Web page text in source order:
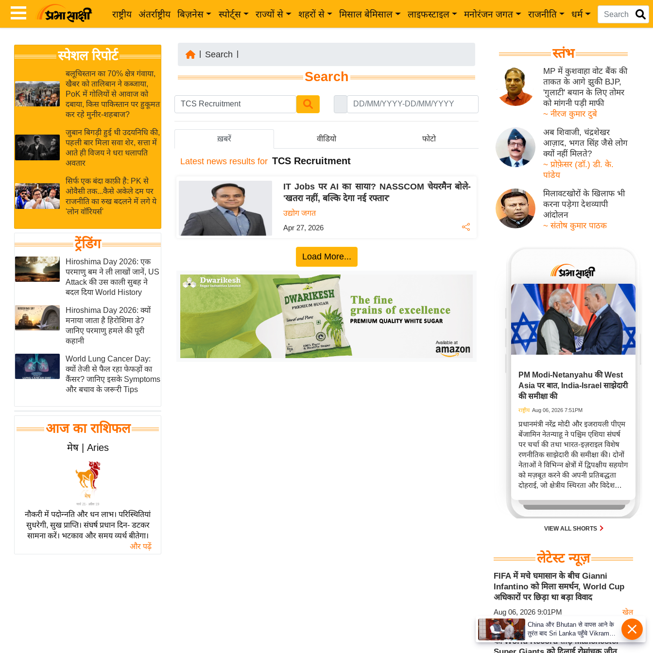
राष्ट्रीय अंतर्राष्ट्रीय बिज़नेस स्पोर्ट्स राज्यों से शहरों से मिसाल बेमिसाल लाइफस्टाइल मनोरंजन जगत राजनीति धर्म
News
Hindi
Hindi
Live
News in
Hindi
News
Hindi
Videos
ब
र
अंतर्राष्ट्रीय
बिज़नेस
उद्योग
विशेषज्ञ
राय
खेल
क्रिकेट
IPL
2026
ई-पेपर
मिसाल बेमिसाल
शख्सियत
यंग इंडिया
साहित्य जगत
ऑटो वर्ल्ड
मनोरंजन जगत
बॉलीवुड
हॉलीवुड
Breaking
लाइफस्टाइल
टेक्नॉलॉजी
ब्यूटी/फैशन
स्पेशल रिपोर्ट
बलूचिस्तान का 70% क्षेत्र गंवाया,
खैबर को तालिबान ने कब्जाया,
PoK में गोलियों से आवाज को
दबाया, किस पाकिस्तान पर हुकूमत
कर रहे मुनीर-शहबाज?
जुबान बिगड़ी हुई थी उदयनिधि की,
पहली बार मिला सवा शेर, सत्ता में
आते ही विजय ने धरा थलापति
अवतार
सिर्फ एक बंदा काफ़ी है: PK से
ओवैसी तक...कैसे अकेले दम पर
राजनीति का रुख बदलने में लगे ये
'लोन वॉरियर्स'
ट्रेंडिंग
Hiroshima Day 2026: एक
परमाणु बम ने ली लाखों जानें, US
Attack की उस काली सुबह ने
बदल दिया World History
Hiroshima Day 2026: क्यों
मनाया जाता है हिरोशिमा डे?
जानिए परमाणु हमले की पूरी
कहानी
World Lung Cancer Day:
क्यों तेजी से फैल रहा फेफड़ों का
कैंसर? जानिए इसके Symptoms
और बचाव के जरूरी Tips
आज का राशिफल
मेष | Aries
नौकरी में पदोन्नति और धन लाभ। परिस्थितियां
सुधरेगी, सुख प्राप्ति। संघर्ष प्रधान दिन- डटकर
सामना करें। भटकाव और समय व्यर्थ बीतेगा।
और पढ़ें
Search
Search
ख़बरें वीडियो फोटो
Latest news results for TCS Recruitment
IT Jobs पर AI का साया? NASSCOM चेयरमैन बोले-
'खतरा नहीं, बल्कि देगा नई रफ्तार'
उद्योग जगत
Apr 27, 2026
Load More...
स्तंभ
MP में कुशवाहा वोट बैंक की
ताकत के आगे झुकी BJP,
'गुलाटी' बयान के लिए तोमर
को मांगनी पड़ी माफी
~ नीरज कुमार दुबे
अब शिवाजी, चंद्रशेखर
आज़ाद, भगत सिंह जैसे लोग
क्यों नहीं मिलते?
~ प्रोफ़ेसर (डॉ.) डी. के.
पांडेय
मिलावटखोरों के खिलाफ भी
करना पड़ेगा देशव्यापी
आंदोलन
~ संतोष कुमार पाठक
PM Modi-Netanyahu की West
Asia पर बात, India-Israel साझेदारी
की समीक्षा की
राष्ट्रीय Aug 06, 2026 7:51PM
प्रधानमंत्री नरेंद्र मोदी और इजरायली पीएम
बेंजामिन नेतन्याहू ने पश्चिम एशिया संघर्ष
पर चर्चा की तथा भारत-इज़राइल विशेष
रणनीतिक साझेदारी की समीक्षा की। दोनों
नेताओं ने विभिन्न क्षेत्रों में द्विपक्षीय सहयोग
को मज़बूत करने की अपनी प्रतिबद्धता
दोहराई, जो क्षेत्रीय स्थिरता और विदेश
करता है।
VIEW ALL SHORTS
लेटेस्ट न्यूज़
FIFA में मचे घमासान के बीच Gianni
Infantino को मिला समर्थन, World Cup
अधिकारों पर छिड़ा था बड़ा विवाद
Aug 06, 2026 9:01PM खेल
Jos Buttler की धमाकेदार वापसी, Pollard
का World Record तोड़ Manchester
China और Bhutan से वापस आने के
तुरंत बाद Sri Lanka पहुँचे Vikram
Misri, भारत के जबरदस्त दाँव से दुनिया
हुई हैरान